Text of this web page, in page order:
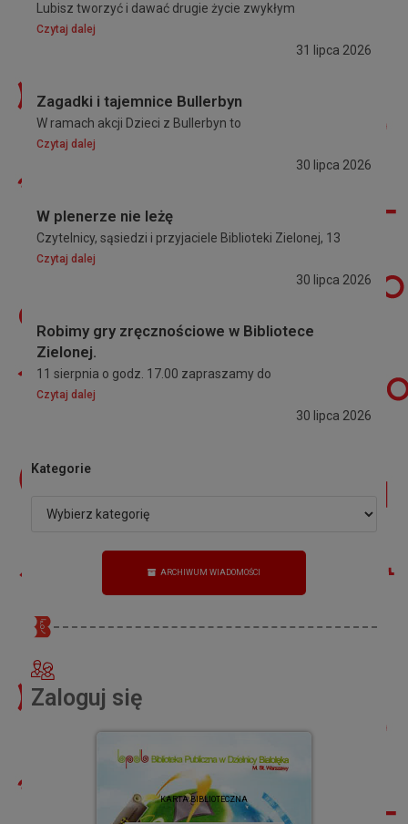
Lubisz tworzyć i dawać drugie życie zwykłym
Czytaj dalej
31 lipca 2026
Zagadki i tajemnice Bullerbyn
W ramach akcji Dzieci z Bullerbyn to
Czytaj dalej
30 lipca 2026
W plenerze nie leżę
Czytelnicy, sąsiedzi i przyjaciele Biblioteki Zielonej, 13
Czytaj dalej
30 lipca 2026
Robimy gry zręcznościowe w Bibliotece
Zielonej.
11 sierpnia o godz. 17.00 zapraszamy do
Czytaj dalej
30 lipca 2026
Kategorie
ARCHIWUM WIADOMOŚCI
Zaloguj się
KARTA BIBLIOTECZNA